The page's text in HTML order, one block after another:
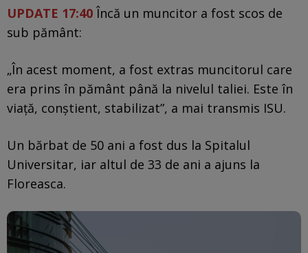
UPDATE 17:40 Încă un muncitor a fost scos de
sub pământ:
„În acest moment, a fost extras muncitorul care
era prins în pământ până la nivelul taliei. Este în
viață, conștient, stabilizat”, a mai transmis ISU.
Un bărbat de 50 ani a fost dus la Spitalul
Universitar, iar altul de 33 de ani a ajuns la
Floreasca.